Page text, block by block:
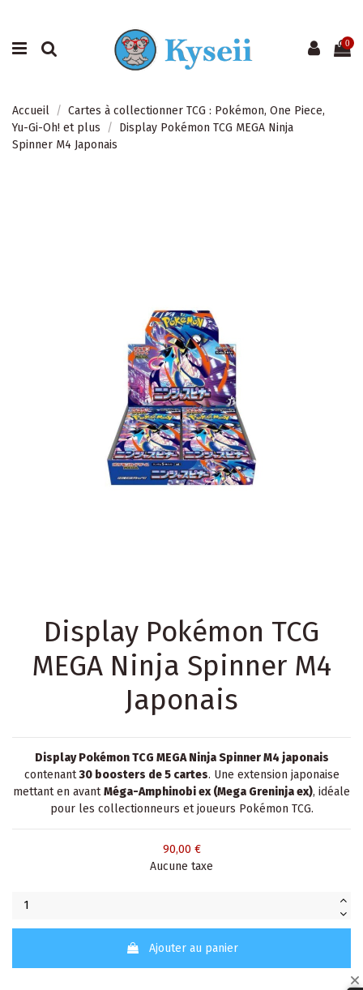
0
Accueil
Cartes à collectionner TCG : Pokémon, One Piece,
Yu-Gi-Oh! et plus
Display Pokémon TCG MEGA Ninja
Spinner M4 Japonais
Display Pokémon TCG
MEGA Ninja Spinner M4
Japonais
Display Pokémon TCG MEGA Ninja Spinner M4 japonais
contenant30 boosters de 5 cartes. Une extension japonaise
mettant en avantMéga-Amphinobi ex (Mega Greninja ex), idéale
pour les collectionneurs et joueurs Pokémon TCG.
90,00 €
Aucune taxe
Ajouter au panier